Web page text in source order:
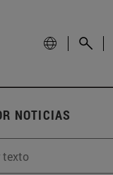
NOTICIAS